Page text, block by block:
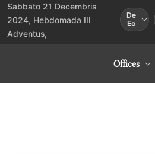
Sabbato 21 Decembris
2024, Hebdomada III
Adventus,
De
Eo
Offices